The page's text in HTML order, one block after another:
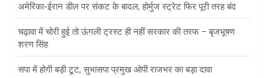
अमेरिका-ईरान डील पर संकट के बादल, होर्मुज स्ट्रेट फिर पूरी तरह बंद
चढ़ावा में चोरी हुई तो ऊंगली ट्रस्ट ही नहीं सरकार की तरफ – बृजभूषण
शरण सिंह
सपा में होगी बड़ी टूट, सुभासपा प्रमुख ओपी राजभर का बड़ा दावा